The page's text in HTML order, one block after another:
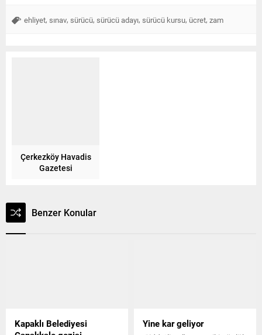
ehliyet, sınav, sürücü, sürücü adayı, sürücü kursu, ücret, zam
Çerkezköy Havadis
Gazetesi
Benzer Konular
Kapaklı Belediyesi
Yine kar geliyor